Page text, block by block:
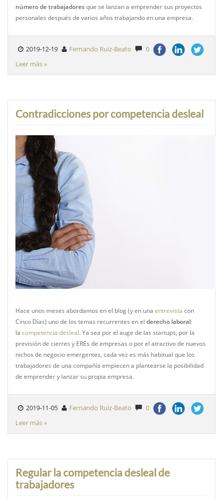
número de trabajadoresque se lanzan a emprender sus proyectos
personales después de varios años trabajando en una empresa.
2019-12-19 Fernando Ruiz-Beato
0
Leer más »
Contradicciones por competencia desleal
Hace unos meses abordamos en el blog (y en una entrevista con
Cinco Días) uno de los temas recurrentes en el derecho laboral:
la competencia desleal. Ya sea por el auge de las startups, por la
previsión de cierres y EREs de empresas o por el atractivo de nuevos
nichos de negocio emergentes, cada vez es más habitual que los
trabajadores de una compañía empiecen a plantearse la posibilidad
de emprender y lanzar su propia empresa.
2019-11-05 Fernando Ruiz-Beato
0
Leer más »
Regular la competencia desleal de
trabajadores